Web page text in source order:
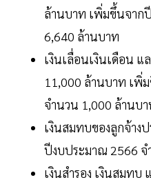
ล้านบาท เพิ่มขึ้นจาก
6,640 ล้านบาท
เงินเลื่อนเงินเดือน แ
11,000 ล้านบาท เพิ่
จำนวน 1,000 ล้านบ
เงินสมทบของลูกจ้าง
ปีงบประมาณ 2566
เงินสำรอง เงินสมทบ